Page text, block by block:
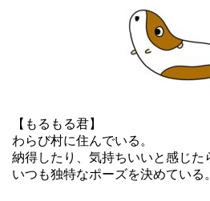
【もるもる君】
わらび村に住んでいる。
納得したり、気持ちいいと感じた
いつも独特なポーズを決めている。